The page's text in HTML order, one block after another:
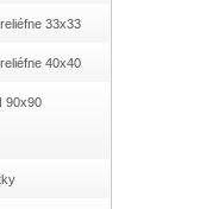
33x33
40x40
90x90